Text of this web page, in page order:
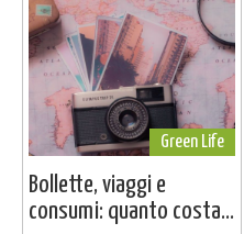
Green Life
Bollette, viaggi e
consumi: quanto costa...